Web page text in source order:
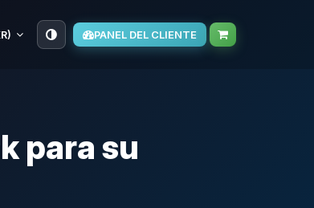
PANEL DEL CLIENTE
para su